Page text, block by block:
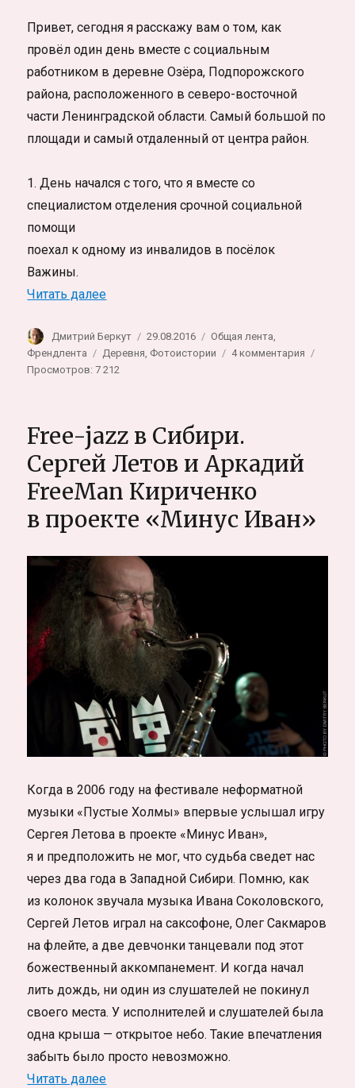
Привет, сегодня я расскажу вам о том, как
провёл один день вместе с социальным
работником в деревне Озёра, Подпорожского
района, расположенного в северо-восточной
части Ленинградской области. Самый большой по
площади и самый отдаленный от центра район.
1. День начался с того, что я вместе со
специалистом отделения срочной социальной
помощи
поехал к одному из инвалидов в посёлок
Важины.
Читать далее«Особенности социальной работы на
Автор
Дмитрий Беркут Опубликовано
29.08.2016 Рубрики
Общая лента
Френдлента
Метки
Деревня Фотоистории 4 комментария
область
Просмотров: 7 212
Free-jazz в Сибири.
Сергей Летов и Аркадий
FreeMan Кириченко
в проекте «Минус Иван»
Когда в 2006 году на фестивале неформатной
музыки «Пустые Холмы» впервые услышал игру
Сергея Летова в проекте «Минус Иван»,
я и предположить не мог, что судьба сведет нас
через два года в Западной Сибири. Помню, как
из колонок звучала музыка Ивана Соколовского,
Сергей Летов играл на саксофоне, Олег Сакмаров
на флейте, а две девчонки танцевали под этот
божественный аккомпанемент. И когда начал
лить дождь, ни один из слушателей не покинул
своего места. У исполнителей и слушателей была
одна крыша — открытое небо. Такие впечатления
забыть было просто невозможно.
Читать далее«Free-jazz в Сибири. Сергей Летов и